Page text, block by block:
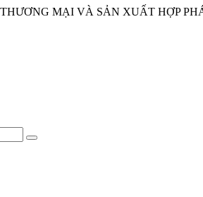
MẠI VÀ SẢN XUẤT HỢP